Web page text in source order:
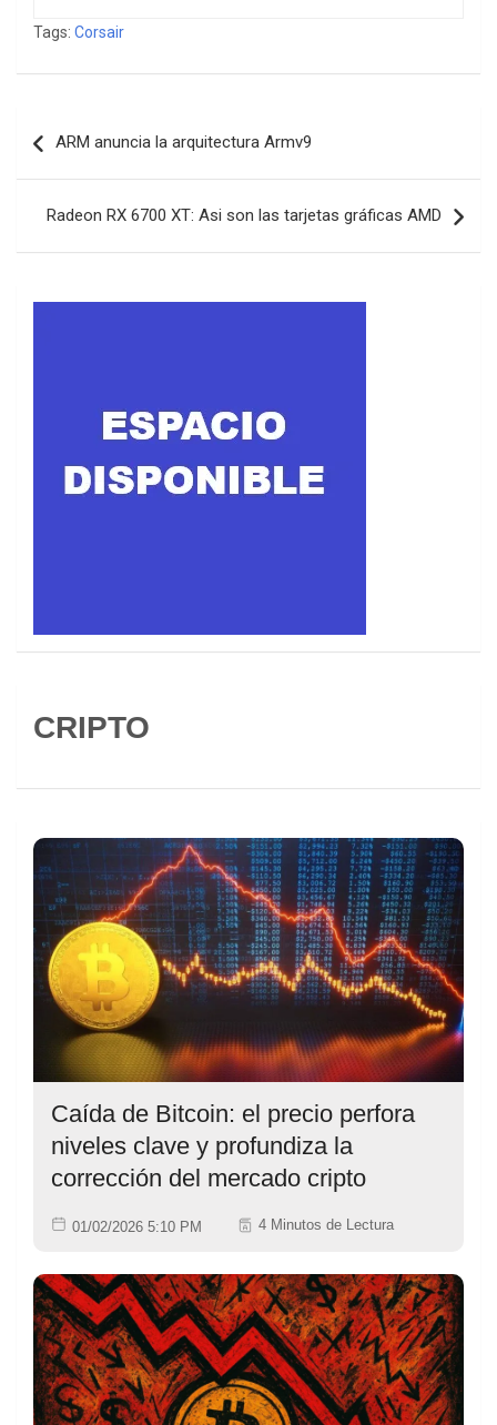
Tags: Corsair
de
ARM anuncia la arquitectura Armv9
Radeon RX 6700 XT: Asi son las tarjetas gráficas AMD
CRIPTO
Caída de Bitcoin: el precio perfora
niveles clave y profundiza la
corrección del mercado cripto
01/02/2026 5:10 PM 4 Minutos de Lectura